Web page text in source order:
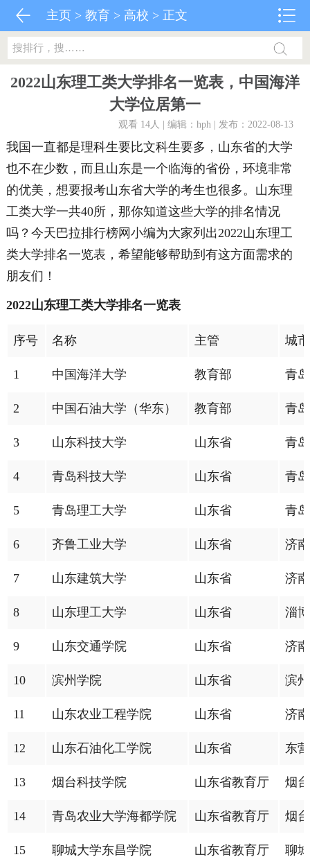
主页 >教育 > 高校 > 正文
2022山东理工类大学排名一览表，中国海洋
大学位居第一
观看 14人 | 编辑：hph | 发布：2022-08-13
我国一直都是理科生要比文科生要多，山东省的大学
也不在少数，而且山东是一个临海的省份，环境非常
的优美，想要报考山东省大学的考生也很多。山东理
工类大学一共40所，那你知道这些大学的排名情况
吗？今天巴拉排行榜网小编为大家列出2022山东理工
类大学排名一览表，希望能够帮助到有这方面需求的
朋友们！
2022山东理工类大学排名一览表
序号 名称 主管 城市
1 中国海洋大学 教育部 青岛
2 中国石油大学（华东） 教育部 青岛
3 山东科技大学 山东省 青岛
4 青岛科技大学 山东省 青岛
5 青岛理工大学 山东省 青岛
6 齐鲁工业大学 山东省 济南
7 山东建筑大学 山东省 济南
8 山东理工大学 山东省 淄博
9 山东交通学院 山东省 济南
10 滨州学院 山东省 滨州
11 山东农业工程学院 山东省 济南
12 山东石油化工学院 山东省 东营
13 烟台科技学院 山东省教育厅 烟台
14 青岛农业大学海都学院 山东省教育厅 烟台
15 聊城大学东昌学院 山东省教育厅 聊城